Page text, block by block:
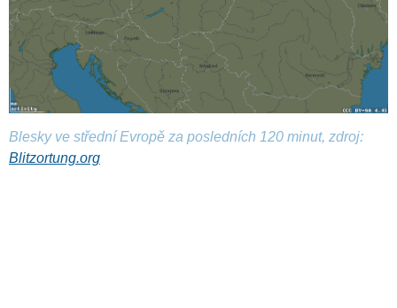
Blesky ve střední Evropě za posledních 120 minut, zdroj:
Blitzortung.org